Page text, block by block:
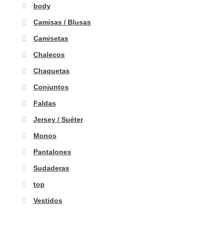
body
Camisas / Blusas
Camisetas
Chalecos
Chaquetas
Conjuntos
Faldas
Jersey / Suéter
Monos
Pantalones
Sudaderas
top
Vestidos